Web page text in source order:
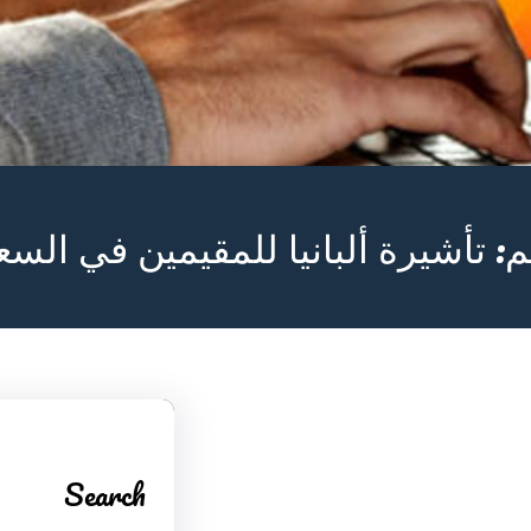
تأشيرة ألبانيا للمقيمين في
Search